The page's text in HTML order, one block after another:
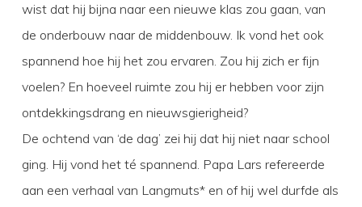
wist dat hij bijna naar een nieuwe klas zou gaan, van
de onderbouw naar de middenbouw. Ik vond het ook
spannend hoe hij het zou ervaren. Zou hij zich er fijn
voelen? En hoeveel ruimte zou hij er hebben voor zijn
ontdekkingsdrang en nieuwsgierigheid?
De ochtend van ‘de dag’ zei hij dat hij niet naar school
ging. Hij vond het té spannend. Papa Lars refereerde
aan een verhaal van Langmuts* en of hij wel durfde als